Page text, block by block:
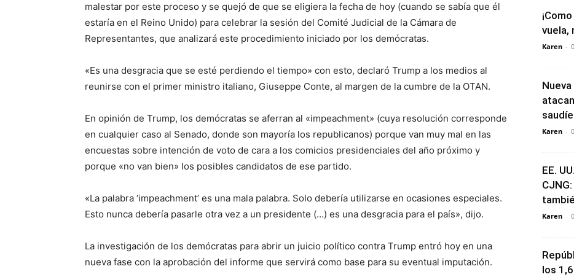
malestar por este proceso y se quejó de que se eligiera la fecha de hoy (cuando se sabía que él
estaría en el Reino Unido) para celebrar la sesión del Comité Judicial de la Cámara de
Representantes, que analizará este procedimiento iniciado por los demócratas.
«Es una desgracia que se esté perdiendo el tiempo» con esto, declaró Trump a los medios al
reunirse con el primer ministro italiano, Giuseppe Conte, al margen de la cumbre de la OTAN.
En opinión de Trump, los demócratas se aferran al «impeachment» (cuya resolución corresponde
en cualquier caso al Senado, donde son mayoría los republicanos) porque van muy mal en las
encuestas sobre intención de voto de cara a los comicios presidenciales del año próximo y
porque «no van bien» los posibles candidatos de ese partido.
«La palabra ‘impeachment’ es una mala palabra. Solo debería utilizarse en ocasiones especiales.
Esto nunca debería pasarle otra vez a un presidente (…) es una desgracia para el país», dijo.
La investigación de los demócratas para abrir un juicio político contra Trump entró hoy en una
nueva fase con la aprobación del informe que servirá como base para su eventual imputación.
vuela,
Karen -
Karen -
EE.
Karen -
los